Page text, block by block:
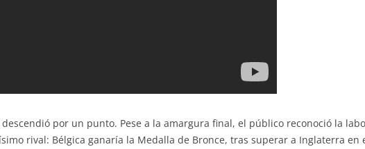
por un punto. Pese a la amargura final, el público reconoció la
rival: Bélgica ganaría la Medalla de Bronce, tras superar a Inglaterra en